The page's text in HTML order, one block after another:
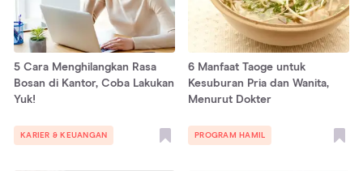
5 Cara Menghilangkan Rasa
Bosan di Kantor, Coba Lakukan
Yuk!
KARIER & KEUANGAN
6 Manfaat Taoge untuk
Kesuburan Pria dan Wanita,
Menurut Dokter
PROGRAM HAMIL